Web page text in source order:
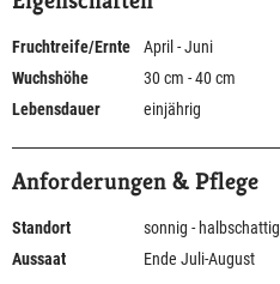
Fruchtreife/Ernte
April - Juni
Wuchshöhe
30 cm - 40 cm
Lebensdauer
einjährig
Anforderungen & Pflege
Standort
sonnig - halbschattig
Aussaat
Ende Juli-August